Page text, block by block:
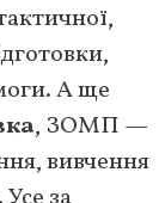
А ще
, ЗОМП —
вивчення